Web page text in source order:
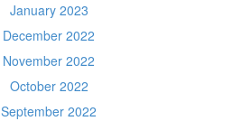
January 2023
December 2022
November 2022
October 2022
September 2022